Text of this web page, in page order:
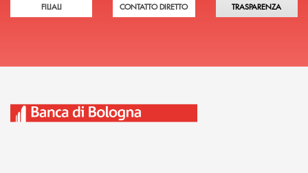
FILIALI CONTATTO DIRETTO TRASPARENZA